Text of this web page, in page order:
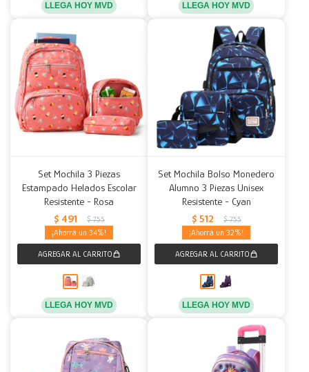
LLEGA HOY MVD LLEGA HOY MVD
Set Mochila 3 Piezas
Estampado Helados Escolar
Resistente - Rosa
$ 491 $ 755
34
LLEGA HOY MVD
Set Mochila Bolso Monedero
Alumno 3 Piezas Unisex
Resistente - Cyan
$ 512 $ 755
32
LLEGA HOY MVD